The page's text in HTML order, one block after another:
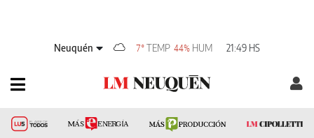
Neuquén 7° TEMP 44% HUM 21:49 HS